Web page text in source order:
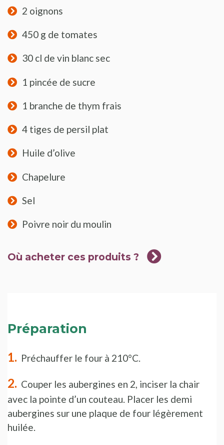
2 oignons
450 g de tomates
30 cl de vin blanc sec
1 pincée de sucre
1 branche de thym frais
4 tiges de persil plat
Huile d’olive
Chapelure
Sel
Poivre noir du moulin
Où acheter ces produits ?
Préparation
Préchauffer le four à 210°C.
Couper les aubergines en 2, inciser la chair
avec la pointe d’un couteau. Placer les demi
aubergines sur une plaque de four légèrement
huilée.